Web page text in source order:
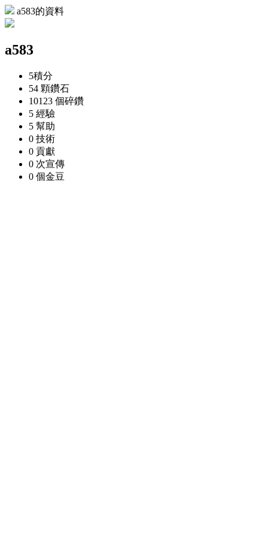
a583的資料
a583
5積分
54 顆鑽石
10123 個碎鑽
5 經驗
5 幫助
0 技術
0 貢獻
0 次宣傳
0 個金豆